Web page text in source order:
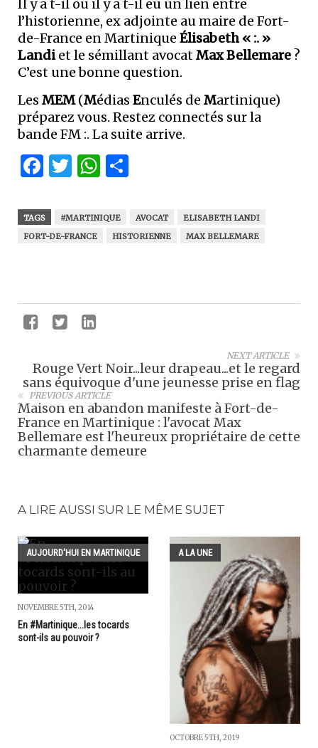
Il y a t-il ou il y a t-il eu un lien entre
l’historienne, ex adjointe au maire de Fort-
de-France en Martinique Élisabeth « :. »
Landiet le sémillant avocatMax Bellemare ?
C’est une bonne question.
Les MEM(Médias Enculés de Martinique)
préparez vous. Restez connectés sur la
bande FM :. La suite arrive.
Facebook
Twitter
WhatsApp
TAGS #MARTINIQUE AVOCAT
ELISABETH LANDI
FORT-DE-FRANCE
HISTORIENNE MAX BELLEMARE
NEXT ARTICLE
Rouge Vert Noir...leur drapeau...et le regard
sans équivoque d'une jeunesse prise en flag
PREVIOUS ARTICLE
Maison en abandon manifeste à Fort-de-
France en Martinique : l'avocat Max
Bellemare est l'heureux propriétaire de cette
charmante demeure
A LIRE AUSSI SUR LE MÊME SUJET
AUJOURD'HUI EN MARTINIQUE
NOVEMBRE 5TH, 2014
En #Martinique...les tocards
sont-ils au pouvoir ?
A LA UNE
OCTOBRE 5TH, 2019